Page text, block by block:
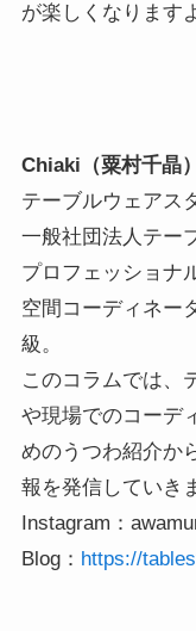
が楽しくなります
Chiaki（粟村千晶）
テーブルウェアス
一般社団法人テー
プロフェッショナ
空間コーディネー
級。
このコラムでは、
や現場でのコーデ
めのうつわ紹介か
報を発信していき
Instagram：
Blog： https://